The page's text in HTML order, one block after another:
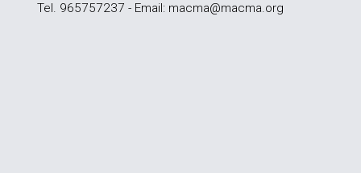
Tel. 965757237 - Email: macma@macma.org